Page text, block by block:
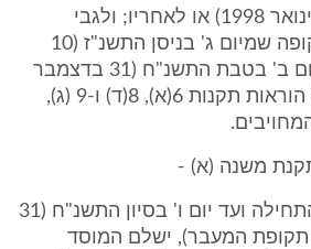
בטבת התשנ"ח (1 בינואר 1998) או לאחריו; ולגבי
תביעה שהוגשה בתקופה שמיום ג' בניסן התשנ"ז (10
באפריל 1997) ועד יום ב' בטבת התשנ"ח (31 בדצמבר
1997) ואושרה, יחולו הוראות תקנות 6(א), 8(ד) ו-9 (ג),
משנה (א) -
(1) בתקופה שמיום התחילה ועד יום ו' בסיון התשנ"ח (31
(להלן - תקופת המעבר), ישלם המוסד